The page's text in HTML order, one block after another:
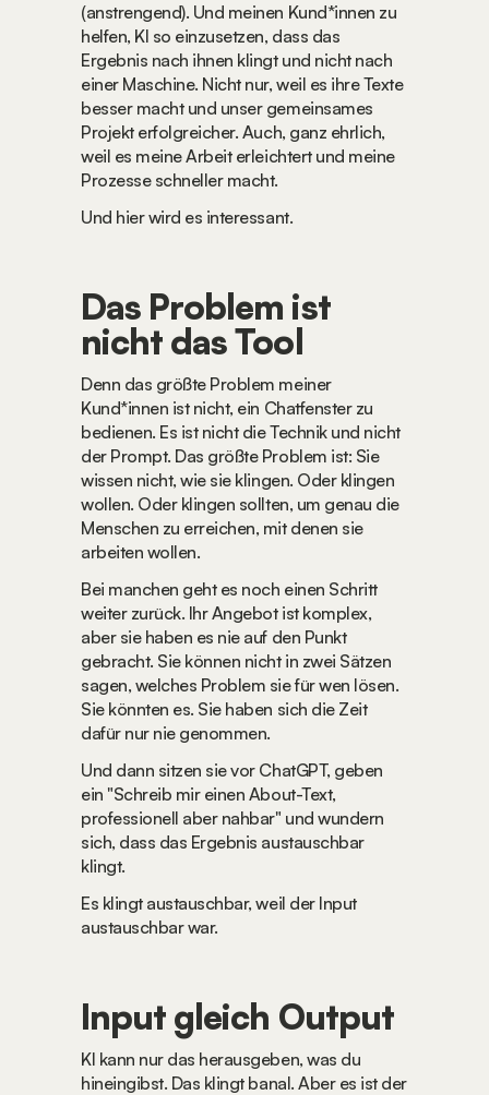
(anstrengend). Und meinen Kund*innen zu
helfen, KI so einzusetzen, dass das
Ergebnis nach ihnen klingt und nicht nach
einer Maschine. Nicht nur, weil es ihre Texte
besser macht und unser gemeinsames
Projekt erfolgreicher. Auch, ganz ehrlich,
weil es meine Arbeit erleichtert und meine
Prozesse schneller macht.
Und hier wird es interessant.
Das Problem ist
nicht das Tool
Denn das größte Problem meiner
Kund*innen ist nicht, ein Chatfenster zu
bedienen. Es ist nicht die Technik und nicht
der Prompt. Das größte Problem ist: Sie
wissen nicht, wie sie klingen. Oder klingen
wollen. Oder klingen sollten, um genau die
Menschen zu erreichen, mit denen sie
arbeiten wollen.
Bei manchen geht es noch einen Schritt
weiter zurück. Ihr Angebot ist komplex,
aber sie haben es nie auf den Punkt
gebracht. Sie können nicht in zwei Sätzen
sagen, welches Problem sie für wen lösen.
Sie könnten es. Sie haben sich die Zeit
dafür nur nie genommen.
Und dann sitzen sie vor ChatGPT, geben
ein "Schreib mir einen About-Text,
professionell aber nahbar" und wundern
sich, dass das Ergebnis austauschbar
klingt.
Es klingt austauschbar, weil der Input
austauschbar war.
Input gleich Output
KI kann nur das herausgeben, was du
hineingibst. Das klingt banal. Aber es ist der